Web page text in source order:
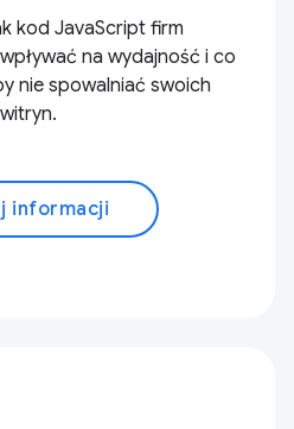
kod JavaScript firm
na wydajność i co
nie spowalniać swoich
witryn.
informacji